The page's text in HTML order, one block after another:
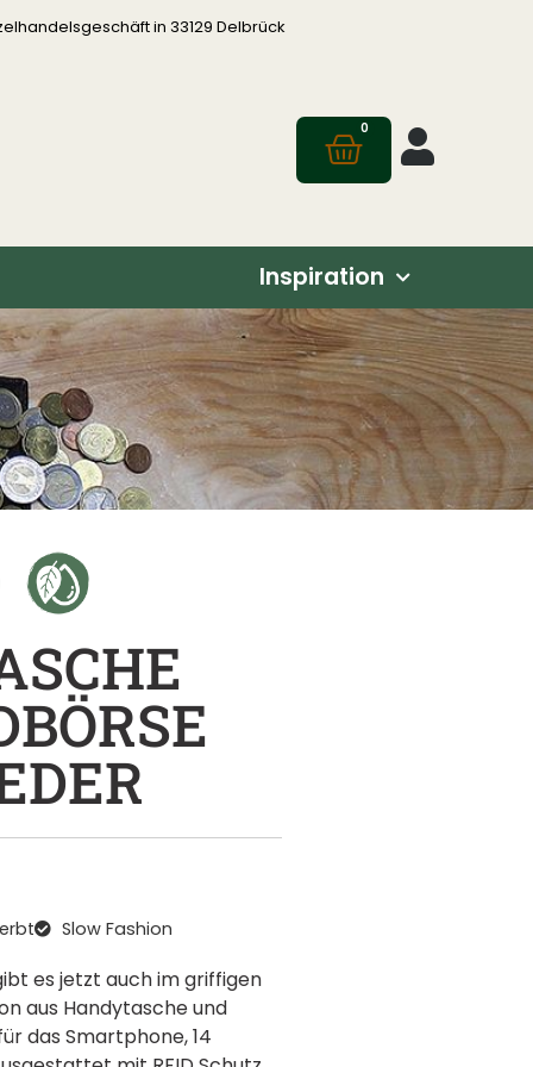
in 33129 Delbrück
0
Inspiration
Slow Fashion
es jetzt auch im griffigen
aus Handytasche und
das Smartphone, 14